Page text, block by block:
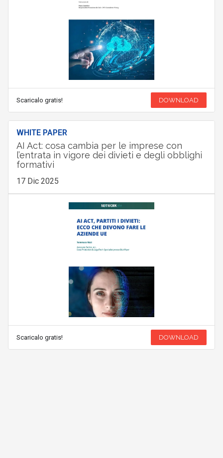
Scaricalo gratis! DOWNLOAD
WHITE PAPER
AI Act: cosa cambia per le imprese con
l’entrata in vigore dei divieti e degli obblighi
formativi
17 Dic 2025
Scaricalo gratis! DOWNLOAD